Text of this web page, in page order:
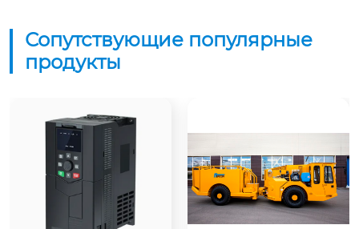
Сопутствующие популярные
продукты